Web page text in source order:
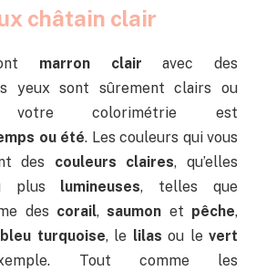
châtain clair
marron clair avec des
yeux sont sûrement clairs ou
colorimétrie est
ou été. Les couleurs qui vous
des couleurs claires, qu’elles
plus lumineuses, telles que
des corail,saumon et pêche,
bleu turquoise, le lilas ou levert
Tout comme les